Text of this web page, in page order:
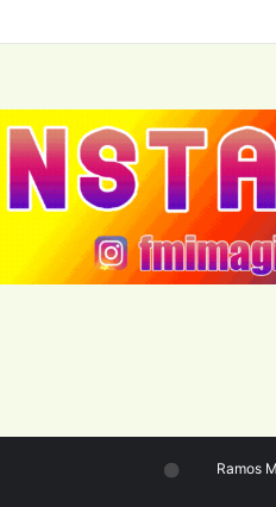
Ramos Mejía